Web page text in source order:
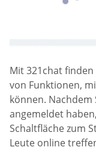
Mit 321chat
von Funktionen,
können. Nachdem
angemeldet
Schaltfläche zum
Leute online